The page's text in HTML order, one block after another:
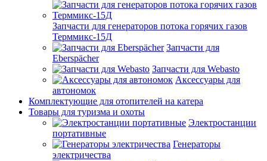
Запчасти для генераторов потока горячих газов
Терммикс-15Д
Запчасти для
Eberspächer
Запчасти для Webasto
Аксессуары для
автономок
Комплектующие для отопителей на катера
Товары для туризма и охоты
Электростанции
портативные
Генераторы
электричества